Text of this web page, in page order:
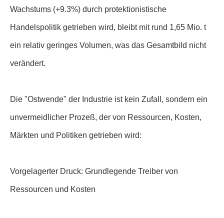
Wachstums (+9.3%) durch protektionistische
Handelspolitik getrieben wird, bleibt mit rund 1,65 Mio. t
ein relativ geringes Volumen, was das Gesamtbild nicht
verändert.
Die "Ostwende" der Industrie ist kein Zufall, sondern ein
unvermeidlicher Prozeß, der von Ressourcen, Kosten,
Märkten und Politiken getrieben wird:
Vorgelagerter Druck: Grundlegende Treiber von
Ressourcen und Kosten